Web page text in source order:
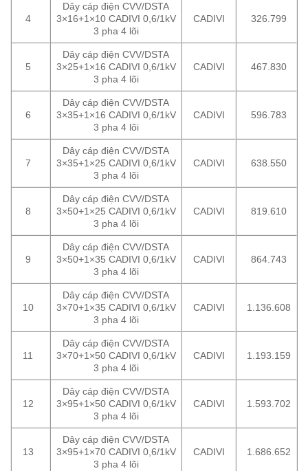
4
Dây cáp điện CVV/DSTA
3×16+1×10 CADIVI 0,6/1kV
3 pha 4 lõi
CADIVI 326.799
5
Dây cáp điện CVV/DSTA
3×25+1×16 CADIVI 0,6/1kV
3 pha 4 lõi
CADIVI 467.830
6
Dây cáp điện CVV/DSTA
3×35+1×16 CADIVI 0,6/1kV
3 pha 4 lõi
CADIVI 596.783
7
Dây cáp điện CVV/DSTA
3×35+1×25 CADIVI 0,6/1kV
3 pha 4 lõi
CADIVI 638.550
8
Dây cáp điện CVV/DSTA
3×50+1×25 CADIVI 0,6/1kV
3 pha 4 lõi
CADIVI 819.610
9
Dây cáp điện CVV/DSTA
3×50+1×35 CADIVI 0,6/1kV
3 pha 4 lõi
CADIVI 864.743
10
Dây cáp điện CVV/DSTA
3×70+1×35 CADIVI 0,6/1kV
3 pha 4 lõi
CADIVI 1.136.608
11
Dây cáp điện CVV/DSTA
3×70+1×50 CADIVI 0,6/1kV
3 pha 4 lõi
CADIVI 1.193.159
12
Dây cáp điện CVV/DSTA
3×95+1×50 CADIVI 0,6/1kV
3 pha 4 lõi
CADIVI 1.593.702
13
Dây cáp điện CVV/DSTA
3×95+1×70 CADIVI 0,6/1kV
3 pha 4 lõi
CADIVI 1.686.652